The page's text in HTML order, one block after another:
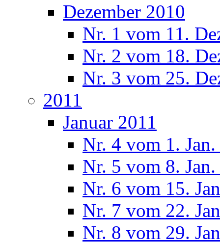
Dezember 2010
Nr. 1 vom 11.
Nr. 2 vom 18.
Nr. 3 vom 25.
2011
Januar 2011
Nr. 4 vom 1.
Nr. 5 vom 8.
Nr. 6 vom 15.
Nr. 7 vom 22.
Nr. 8 vom 29.